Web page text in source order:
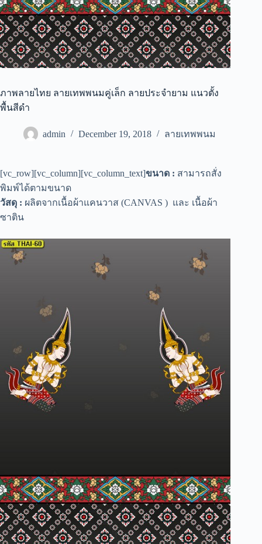
ภาพลายไทย ลายเทพพนมคู่เล็ก ลายประจำยาม แนวตั้ง
พื้นสีดำ
admin December 19, 2018 ลายเทพพนม
[vc_row][vc_column][vc_column_text]ขนาด : สามารถสั่ง
พิมพ์ได้ตามขนาด
วัสดุ : ผลิตจากเนื้อผ้าแคนวาส (CANVAS ) และ เนื้อผ้า
ซาติน